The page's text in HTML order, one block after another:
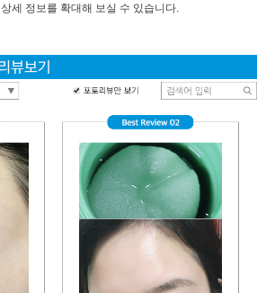
상세 정보를 확대해 보실 수 있습니다.